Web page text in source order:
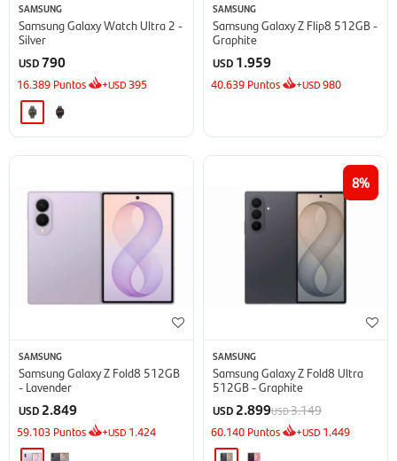
SAMSUNG
Samsung Galaxy Watch Ultra 2 -
Silver
USD790
16.389 Puntos +USD 395
SAMSUNG
Samsung Galaxy Z Flip8 512GB -
Graphite
USD 1.959
40.639 Puntos +USD980
SAMSUNG
Samsung Galaxy Z Fold8 512GB
- Lavender
USD 2.849
59.103 Puntos +USD 1.424
8
SAMSUNG
Samsung Galaxy Z Fold8 Ultra
512GB - Graphite
USD 2.899USD3.149
60.140 Puntos +USD 1.449